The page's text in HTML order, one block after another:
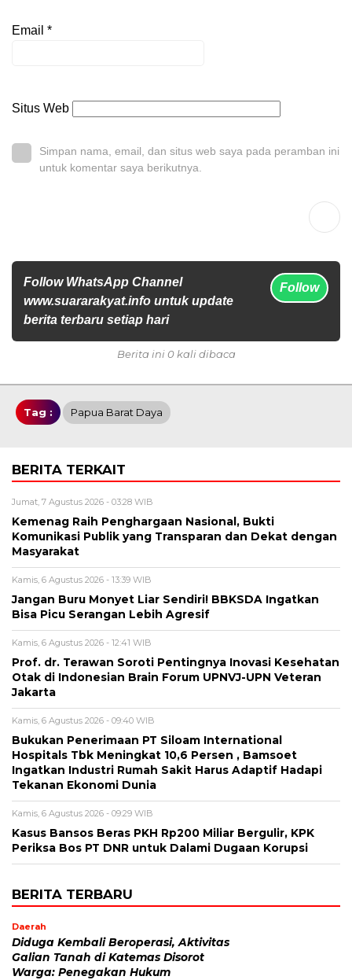
Email *
Situs Web
Simpan nama, email, dan situs web saya pada peramban ini
untuk komentar saya berikutnya.
Follow WhatsApp Channel
www.suararakyat.info untuk update
berita terbaru setiap hari
Follow
Berita ini 0 kali dibaca
Tag : Papua Barat Daya
BERITA TERKAIT
Jumat, 7 Agustus 2026 - 03:28 WIB
Kemenag Raih Penghargaan Nasional, Bukti
Komunikasi Publik yang Transparan dan Dekat dengan
Masyarakat
Kamis, 6 Agustus 2026 - 13:39 WIB
Jangan Buru Monyet Liar Sendiri! BBKSDA Ingatkan
Bisa Picu Serangan Lebih Agresif
Kamis, 6 Agustus 2026 - 12:41 WIB
Prof. dr. Terawan Soroti Pentingnya Inovasi Kesehatan
Otak di Indonesian Brain Forum UPNVJ-UPN Veteran
Jakarta
Kamis, 6 Agustus 2026 - 09:40 WIB
Bukukan Penerimaan PT Siloam International
Hospitals Tbk Meningkat 10,6 Persen , Bamsoet
Ingatkan Industri Rumah Sakit Harus Adaptif Hadapi
Tekanan Ekonomi Dunia
Kamis, 6 Agustus 2026 - 09:29 WIB
Kasus Bansos Beras PKH Rp200 Miliar Bergulir, KPK
Periksa Bos PT DNR untuk Dalami Dugaan Korupsi
BERITA TERBARU
Daerah
Diduga Kembali Beroperasi, Aktivitas
Galian Tanah di Katemas Disorot
Warga: Penegakan Hukum